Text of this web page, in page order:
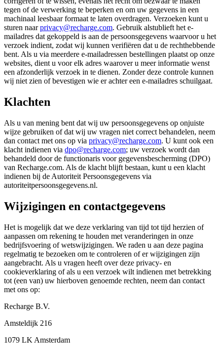
tegen of de verwerking te beperken en om uw gegevens in een
machinaal leesbaar formaat te laten overdragen. Verzoeken kunt u
sturen naarprivacy@recharge.com. Gebruik alstublieft het e-
mailadres dat gekoppeld is aan de persoonsgegevens waarvoor u het
verzoek indient, zodat wij kunnen verifiëren dat u de rechthebbende
bent. Als u via meerdere e-mailadressen bestellingen plaatst op onze
websites, dient u voor elk adres waarover u meer informatie wenst
een afzonderlijk verzoek in te dienen. Zonder deze controle kunnen
wij niet zien of bevestigen wie er achter een e-mailadres schuilgaat.
Klachten
Als u van mening bent dat wij uw persoonsgegevens op onjuiste
wijze gebruiken of dat wij uw vragen niet correct behandelen, neem
dan contact met ons op via privacy@recharge.com. U kunt ook een
klacht indienen via dpo@recharge.com; uw verzoek wordt dan
behandeld door de functionaris voor gegevensbescherming (DPO)
van Recharge.com. Als de klacht blijft bestaan, kunt u een klacht
indienen bij de Autoriteit Persoonsgegevens via
autoriteitpersoonsgegevens.nl.
Wijzigingen en contactgegevens
Het is mogelijk dat we deze verklaring van tijd tot tijd herzien of
aanpassen om rekening te houden met veranderingen in onze
bedrijfsvoering of wetswijzigingen. We raden u aan deze pagina
regelmatig te bezoeken om te controleren of er wijzigingen zijn
aangebracht. Als u vragen heeft over deze privacy- en
cookieverklaring of als u een verzoek wilt indienen met betrekking
tot (een van) uw hierboven genoemde rechten, neem dan contact
met ons op:
Recharge B.V.
Amsteldijk 216
1079 LK Amsterdam